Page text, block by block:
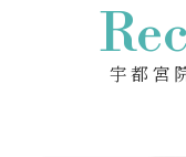
宇都宮